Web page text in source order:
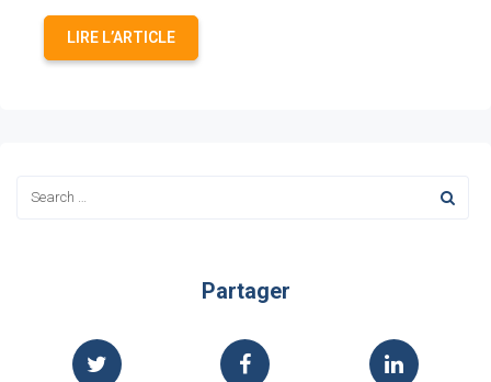
LIRE L’ARTICLE
Partager